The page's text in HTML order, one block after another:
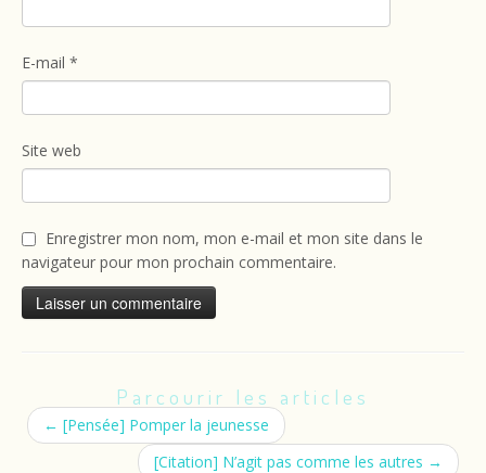
E-mail *
Site web
Enregistrer mon nom, mon e-mail et mon site dans le
navigateur pour mon prochain commentaire.
Parcourir les articles
← [Pensée] Pomper la jeunesse
[Citation] N’agit pas comme les autres →